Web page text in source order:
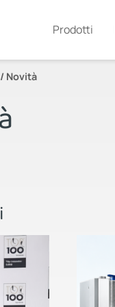
Prodotti
Novità